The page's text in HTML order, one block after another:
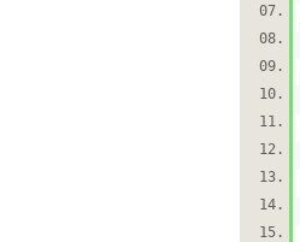
07.
08.
09.
10.
11.
12.
13.
14.
15.